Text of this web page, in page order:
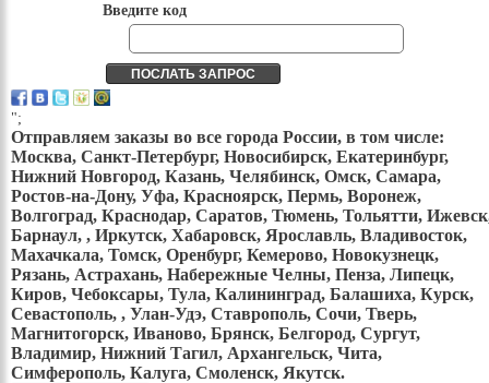
Введите код
";
Отправляем заказы во все города России, в том числе:
Москва, Санкт-Петербург, Новосибирск, Екатеринбург,
Нижний Новгород, Казань, Челябинск, Омск, Самара,
Ростов-на-Дону, Уфа, Красноярск, Пермь, Воронеж,
Волгоград, Краснодар, Саратов, Тюмень, Тольятти,
Барнаул, , Иркутск, Хабаровск, Ярославль, Владивосток,
Махачкала, Томск, Оренбург, Кемерово, Новокузнецк,
Рязань, Астрахань, Набережные Челны, Пенза, Липецк,
Киров, Чебоксары, Тула, Калининград, Балашиха, Курск,
Севастополь, , Улан-Удэ, Ставрополь, Сочи, Тверь,
Магнитогорск, Иваново, Брянск, Белгород, Сургут,
Владимир, Нижний Тагил, Архангельск, Чита,
Симферополь, Калуга, Смоленск, Якутск.